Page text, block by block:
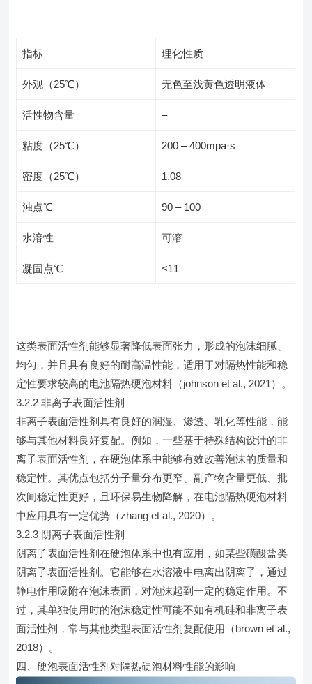
指标 理化性质
外观（25℃） 无色至浅黄色透明液体
活性物含量 –
粘度（25℃） 200 – 400mpa·s
密度（25℃） 1.08
浊点℃ 90 – 100
水溶性 可溶
凝固点℃ <11
这类表面活性剂能够显著降低表面张力，形成的泡沫细腻、
均匀，并且具有良好的耐高温性能，适用于对隔热性能和稳
定性要求较高的电池隔热硬泡材料（johnson et al., 2021）。
3.2.2 非离子表面活性剂
非离子表面活性剂具有良好的润湿、渗透、乳化等性能，能
够与其他材料良好复配。例如，一些基于特殊结构设计的非
离子表面活性剂，在硬泡体系中能够有效改善泡沫的质量和
稳定性。其优点包括分子量分布更窄、副产物含量更低、批
次间稳定性更好，且环保易生物降解，在电池隔热硬泡材料
中应用具有一定优势（zhang et al., 2020）。
3.2.3 阴离子表面活性剂
阴离子表面活性剂在硬泡体系中也有应用，如某些磺酸盐类
阴离子表面活性剂。它能够在水溶液中电离出阴离子，通过
静电作用吸附在泡沫表面，对泡沫起到一定的稳定作用。不
过，其单独使用时的泡沫稳定性可能不如有机硅和非离子表
面活性剂，常与其他类型表面活性剂复配使用（brown et al.,
2018）。
四、硬泡表面活性剂对隔热硬泡材料性能的影响